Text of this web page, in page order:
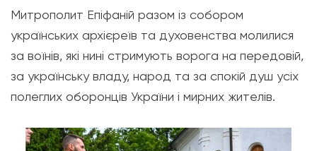
Митрополит Епіфаній разом із собором
українських архієреїв та духовенства молилися
за воїнів, які нині стримують ворога на передовій,
за українську владу, народ та за спокій душ усіх
полеглих оборонців України і мирних жителів.